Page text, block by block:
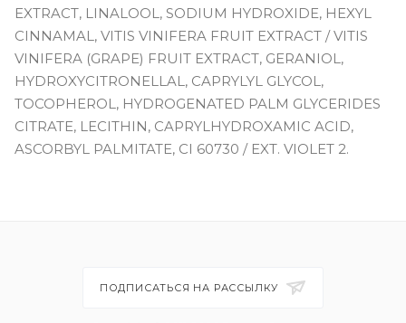
EXTRACT, LINALOOL, SODIUM HYDROXIDE, HEXYL
CINNAMAL, VITIS VINIFERA FRUIT EXTRACT / VITIS
VINIFERA (GRAPE) FRUIT EXTRACT, GERANIOL,
HYDROXYCITRONELLAL, CAPRYLYL GLYCOL,
TOCOPHEROL, HYDROGENATED PALM GLYCERIDES
CITRATE, LECITHIN, CAPRYLHYDROXAMIC ACID,
ASCORBYL PALMITATE, CI 60730 / EXT. VIOLET 2.
ПОДПИСАТЬСЯ НА РАССЫЛКУ